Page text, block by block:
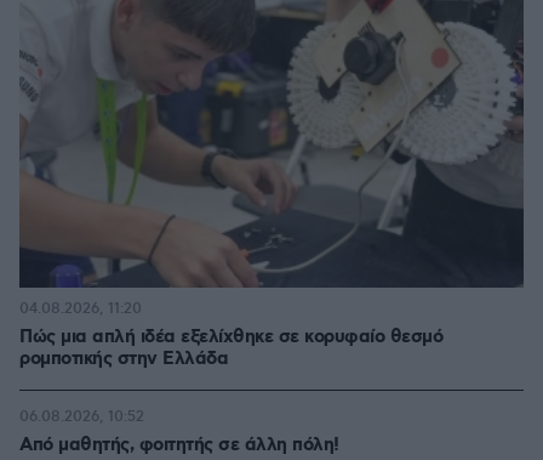
Πώς μια απλή ιδέα εξελίχθηκε σε κορυφαίο θεσμό
ρομποτικής στην Ελλάδα
04.08.2026, 11:20
Από μαθητής, φοιτητής σε άλλη πόλη!
06.08.2026, 10:52